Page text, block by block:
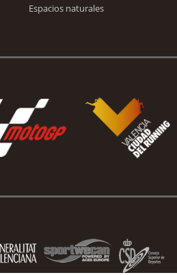
Espacios naturales